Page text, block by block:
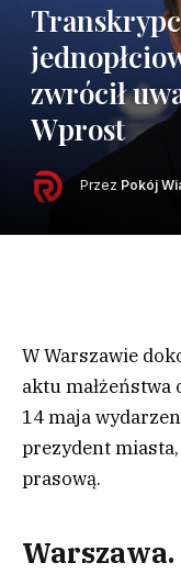
zwrócił
Wprost
Przez Pokój
W Warszawie
aktu małżeństwa
14 maja
prezydent
prasową.